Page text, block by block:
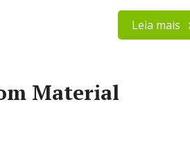
Leia mais
Material